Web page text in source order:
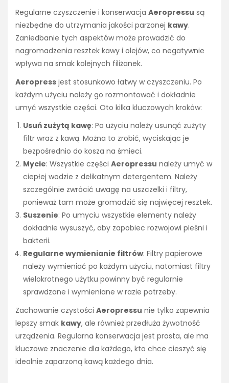
Regularne czyszczenie i konserwacja Aeropressu są
niezbędne do utrzymania jakości parzonej kawy.
Zaniedbanie tych aspektów może prowadzić do
nagromadzenia resztek kawy i olejów, co negatywnie
wpływa na smak kolejnych filiżanek.
Aeropress jest stosunkowo łatwy w czyszczeniu. Po
każdym użyciu należy go rozmontować i dokładnie
umyć wszystkie części. Oto kilka kluczowych kroków:
Usuń zużytą kawę: Po użyciu należy usunąć zużyty
filtr wraz z kawą. Można to zrobić, wyciskając je
bezpośrednio do kosza na śmieci.
Mycie: Wszystkie części Aeropressu należy umyć w
ciepłej wodzie z delikatnym detergentem. Należy
szczególnie zwrócić uwagę na uszczelki i filtry,
ponieważ tam może gromadzić się najwięcej resztek.
Suszenie: Po umyciu wszystkie elementy należy
dokładnie wysuszyć, aby zapobiec rozwojowi pleśni i
bakterii.
Regularne wymienianie filtrów: Filtry papierowe
należy wymieniać po każdym użyciu, natomiast filtry
wielokrotnego użytku powinny być regularnie
sprawdzane i wymieniane w razie potrzeby.
Zachowanie czystości Aeropressu nie tylko zapewnia
lepszy smak kawy, ale również przedłuża żywotność
urządzenia. Regularna konserwacja jest prosta, ale ma
kluczowe znaczenie dla każdego, kto chce cieszyć się
idealnie zaparzoną kawą każdego dnia.